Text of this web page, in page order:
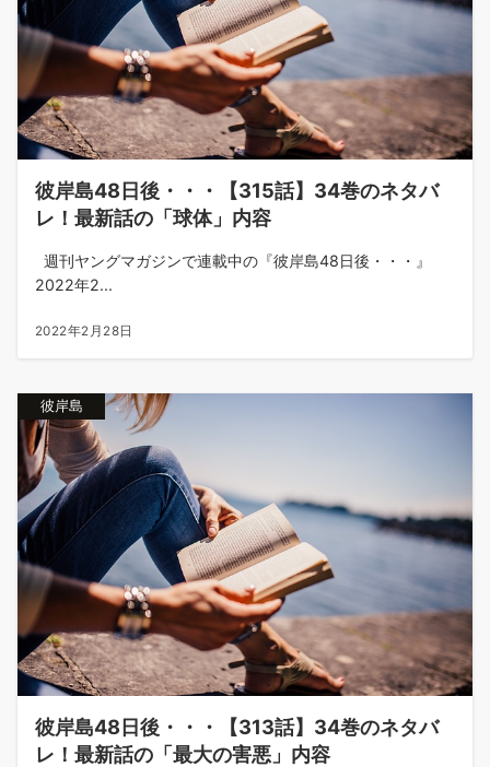
彼岸島48日後・・・【315話】34巻のネタバ
レ！最新話の「球体」内容
週刊ヤングマガジンで連載中の『彼岸島48日後・・・』
2022年2...
2022年2月28日
彼岸島
彼岸島48日後・・・【313話】34巻のネタバ
レ！最新話の「最大の害悪」内容